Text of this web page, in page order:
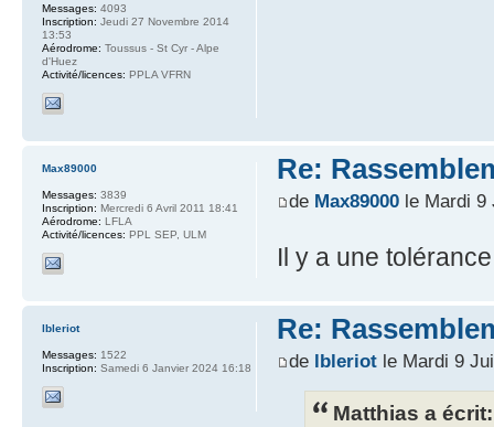
Messages: 4093
Inscription: Jeudi 27 Novembre 2014
13:53
Aérodrome: Toussus - St Cyr - Alpe
d'Huez
Activité/licences: PPLA VFRN
Re:
de Max89000le Mardi 9
Il y a une
Max89000
Messages: 3839
Inscription: Mercredi 6 Avril 2011 18:41
Aérodrome: LFLA
Activité/licences: PPL SEP, ULM
Re:
de lbleriotle Mardi 9
Matthias a écrit:
lbleriot
Messages: 1522
Inscription: Samedi 6 Janvier 2024 16:18